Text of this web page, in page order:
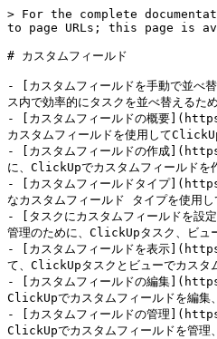
> For the complete
to page URLs; this page is
# カスタムフィールド
- [カスタムフィールドを手動
ス内で効率的にタスクを並べ替えるた
- [カスタムフィールドの概要
カスタムフィールドを使用して
- [カスタムフィールドの作成
に、ClickUpでカスタムフィールドを
- [カスタムフィールドタイプ
なカスタムフィールド タイプを使用
- [タスクにカスタムフィール
管理のために、ClickUpタスク、ビュ
- [カスタムフィールドを表示
て、ClickUpタスクとビューでカスタ
- [カスタムフィールドの編集
ClickUpでカスタムフィールドを編集
- [カスタムフィールドの管理
ClickUpでカスタムフィールドを管理